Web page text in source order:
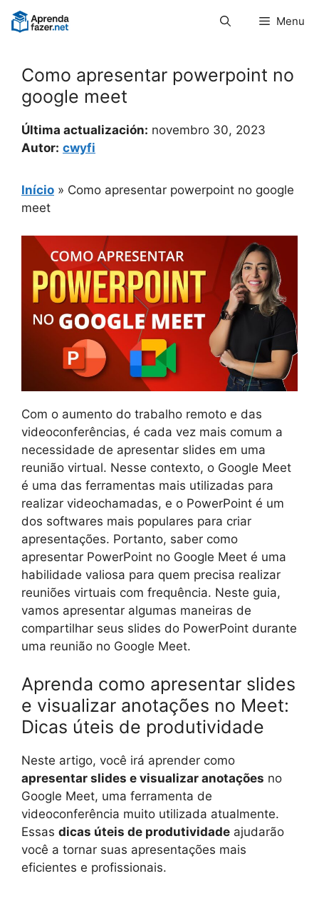
Pular
para
Menu
Como apresentar powerpoint no
google meet
Última actualización: novembro 30, 2023
Autor: cwyfi
Início » Como apresentar powerpoint no google
meet
Com o aumento do trabalho remoto e das
videoconferências, é cada vez mais comum a
necessidade de apresentar slides em uma
reunião virtual. Nesse contexto, o Google Meet
é uma das ferramentas mais utilizadas para
realizar videochamadas, e o PowerPoint é um
dos softwares mais populares para criar
apresentações. Portanto, saber como
apresentar PowerPoint no Google Meet é uma
habilidade valiosa para quem precisa realizar
reuniões virtuais com frequência. Neste guia,
vamos apresentar algumas maneiras de
compartilhar seus slides do PowerPoint durante
uma reunião no Google Meet.
Aprenda como apresentar slides
e visualizar anotações no Meet:
Dicas úteis de produtividade
Neste artigo, você irá aprender como
apresentar slides e visualizar anotações no
Google Meet, uma ferramenta de
videoconferência muito utilizada atualmente.
Essas dicas úteis de produtividade ajudarão
você a tornar suas apresentações mais
eficientes e profissionais.